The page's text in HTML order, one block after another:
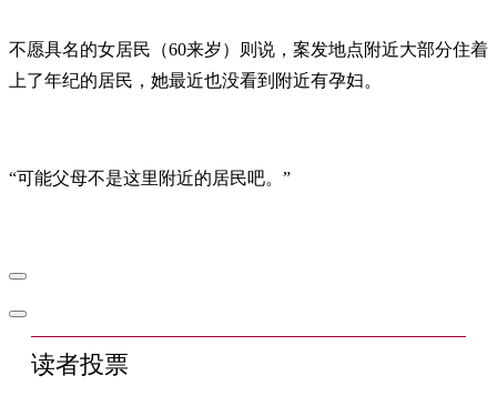
不愿具名的女居民（60来岁）则说，案发地点附近大部分住着
上了年纪的居民，她最近也没看到附近有孕妇。
“可能父母不是这里附近的居民吧。”